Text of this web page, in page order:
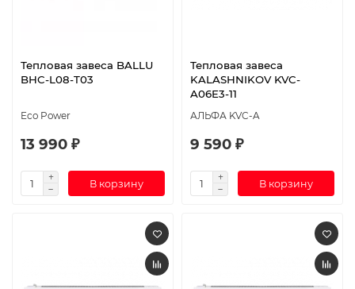
Тепловая завеса BALLU
BHC-L08-T03
Eco Power
13 990 ₽
В корзину
Тепловая завеса
KALASHNIKOV KVC-
A06E3-11
АЛЬФА KVC-A
9 590 ₽
В корзину